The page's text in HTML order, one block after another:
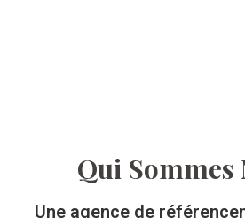
Qui Sommes
Une agence de